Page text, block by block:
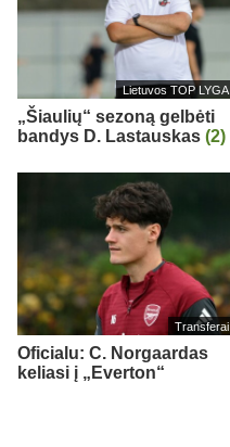
Lietuvos TOP LYGA
„Šiaulių“ sezoną gelbėti
bandys D. Lastauskas (2)
Transferai
Oficialu: C. Norgaardas
keliasi į „Everton“